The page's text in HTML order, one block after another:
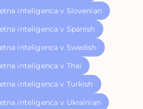
inteligenca v Slovenian
inteligenca v Spanish
inteligenca v Swedish
inteligenca v Thai
inteligenca v Turkish
inteligenca v Ukrainian